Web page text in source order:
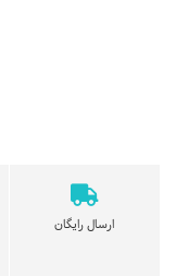
ارسال رایگان